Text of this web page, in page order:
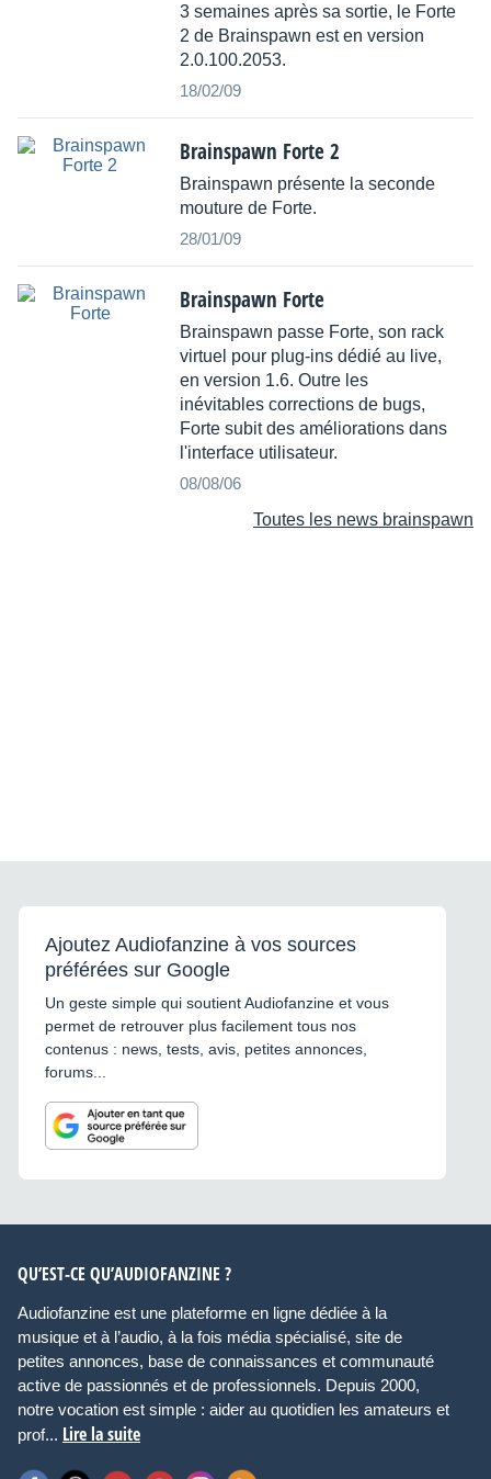
3 semaines après sa sortie, le Forte
2 de Brainspawn est en version
2.0.100.2053.
18/02/09
Brainspawn Forte 2
Brainspawn présente la seconde
mouture de Forte.
28/01/09
Brainspawn Forte
Brainspawn passe Forte, son rack
virtuel pour plug-ins dédié au live,
en version 1.6. Outre les
inévitables corrections de bugs,
Forte subit des améliorations dans
l'interface utilisateur.
08/08/06
Toutes les news brainspawn
Ajoutez Audiofanzine à vos sources
préférées sur Google
Un geste simple qui soutient Audiofanzine et vous
permet de retrouver plus facilement tous nos
contenus : news, tests, avis, petites annonces,
forums...
QU’EST-CE QU’AUDIOFANZINE ?
Audiofanzine est une plateforme en ligne dédiée à la
musique et à l’audio, à la fois média spécialisé, site de
petites annonces, base de connaissances et communauté
active de passionnés et de professionnels. Depuis 2000,
notre vocation est simple : aider au quotidien les amateurs et
prof... Lire la suite